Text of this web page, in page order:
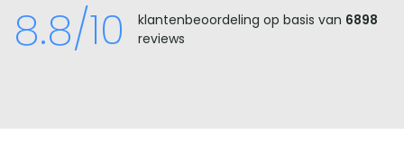
8.8/10 klantenbeoordeling op basis van 6898
reviews